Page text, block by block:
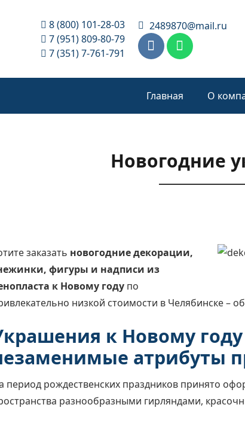
8 (800) 101-28-03
7 (951) 809-80-79
7 (351) 7-761-791
2489870@mail.ru
Главная О
Новогодние
заказать новогодние декорации,
фигуры и надписи из
к Новому году по
низкой стоимости в Челябинске –
к Новому году
атрибуты
период рождественских праздников принято
разнообразными гирляндами,